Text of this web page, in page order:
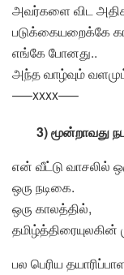
அவர்களை விட
படுக்கையறைக்கே
எங்கே போனது..
அந்த வாழ்வும்
—–xxxx—–
3) மூன்றாவது
என் வீட்டு வாசலில்
ஒரு நடிகை.
ஒரு காலத்தில்,
தமிழ்த்திரையுலகின்
பல பெரிய